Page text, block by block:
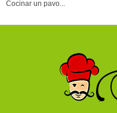
Cocinar un pavo...